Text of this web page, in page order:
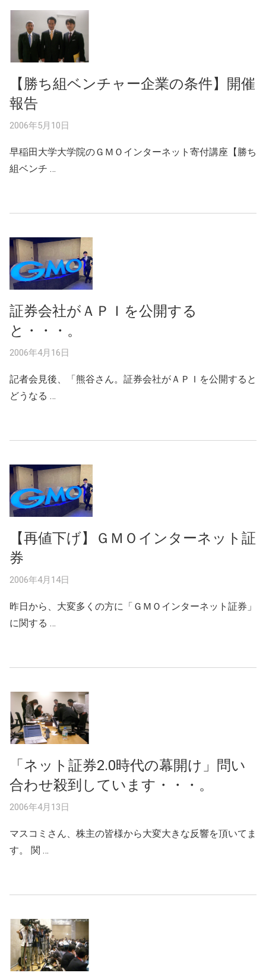
【勝ち組ベンチャー企業の条件】開催
報告
2006年5月10日
早稲田大学大学院のＧＭＯインターネット寄付講座【勝ち
組ベンチ …
証券会社がＡＰＩを公開する
と・・・。
2006年4月16日
記者会見後、「熊谷さん。証券会社がＡＰＩを公開すると
どうなる …
【再値下げ】ＧＭＯインターネット証
券
2006年4月14日
昨日から、大変多くの方に「ＧＭＯインターネット証券」
に関する …
「ネット証券2.0時代の幕開け」問い
合わせ殺到しています・・・。
2006年4月13日
マスコミさん、株主の皆様から大変大きな反響を頂いてま
す。 関 …